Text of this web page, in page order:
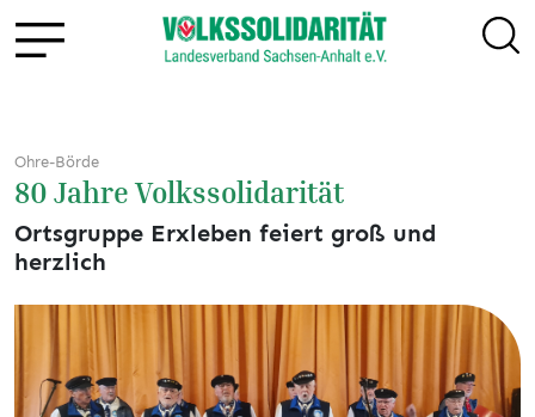
Ohre-Börde
80 Jahre Volkssolidarität
Ortsgruppe Erxleben feiert groß und
herzlich